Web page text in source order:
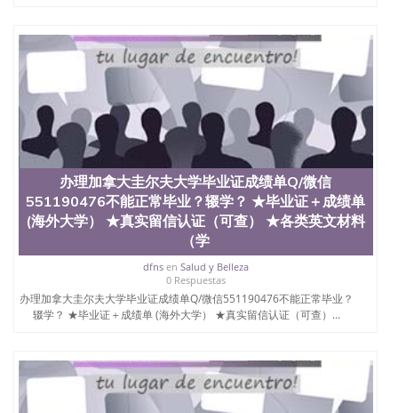
品部做成品； 6、成品做好拍照或者视频确认再付余
款； 7、快递给客户（国内顺丰，国外DHL）。 三、
真实网上可查的证明材料 1、教育部学历学位认证，
留服真实存档可查，存档。 2、留学回国人员证明
（使馆认证），使馆网站真实存档可查。 3、留信网
真实可查认证办理，存档可查，终身受用。 四、办理
流程农业科学院、艺术与建筑学院、商学院、交流学
院、地球及物质科学院、教育学院、工程学院、健康
与人类发展学院、信息工程与科学学院、人文学院、
护理学院、科学学院等。学校的教育学院排名在全美
前十名，工学院排名在前十五名，且继续攀升中。纽
约大学为学生们提供本科、硕士及博士学位。学校的
专业课程包括：会计学、MBA、财务、教育、建筑工
程、经济、医学、护理、文学、音乐、生物学、统计
学、美术、电子工程、天文学、农业、环境污染控
制、历史、电气工程、生物工程、建筑设计、工商管
理、材料科学、机械工程、航天工程、土木工程、数
科、金融专业 1、客户提供相关材料，确定客户办理
信息，给出操作方案； 2、补充毕业证成绩单等相关
材料； 3、留服注册申请账号，付定金； 4、预约递
办理加拿大圭尔夫大学毕业证成绩单Q/微信
551190476不能正常毕业？辍学？ ★毕业证＋成绩单
(海外大学） ★真实留信认证（可查） ★各类英文材料
（学
dfnsen Salud y Belleza
0 Respuestas
办理加拿大圭尔夫大学毕业证成绩单Q/微信551190476不能正常毕业？
辍学？ ★毕业证＋成绩单 (海外大学） ★真实留信认证（可查）...